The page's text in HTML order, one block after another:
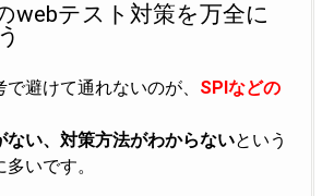
webテスト対策を万全に
避けて通れないのが、 SPIなどの
ない、対策方法がわからないという
いです。